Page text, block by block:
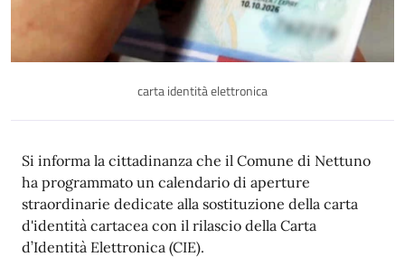
carta identità elettronica
Descrizione
Si informa la cittadinanza che il Comune di Nettuno
ha programmato un calendario di aperture
straordinarie dedicate alla sostituzione della carta
d'identità cartacea con il rilascio della Carta
d’Identità Elettronica (CIE).